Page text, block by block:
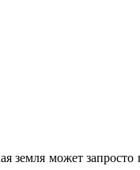
земля может